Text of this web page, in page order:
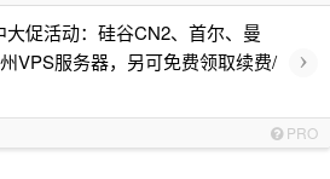
促活动：硅谷CN2、首尔、曼
VPS服务器，另可免费领取续费/
›
PRO